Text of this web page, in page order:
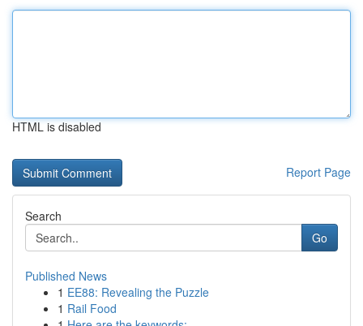
HTML is disabled
Report Page
Search
Go
Published News
1 EE88: Revealing the Puzzle
1 Rail Food